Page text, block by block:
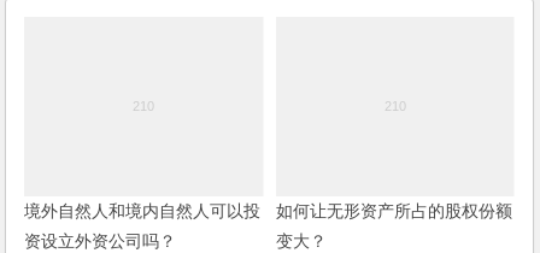
境外自然人和境内自然人可以投
资设立外资公司吗？
如何让无形资产所占的股权份额
变大？